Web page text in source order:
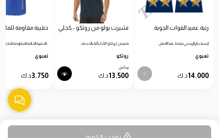
رتبة عميدالقوات الجوية
لإستخدام الرسمي فقط: هذا المنتج…
تعبوي
14.000د.ك
تشيرت بولو من روثكو - كحلي
قميص "روثكو" للأداء أثناء الخدمة…
روثكو
يبدأ من
13.500د.ك
حقيبة مقاومة للماء
- الحقيبة الجافة المقاومة للماء…
تعبوي
3.750د.ك